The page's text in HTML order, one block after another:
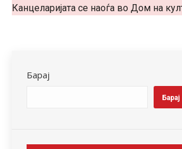
Канцеларијата се наоѓа во Дом на
Барај
Барај